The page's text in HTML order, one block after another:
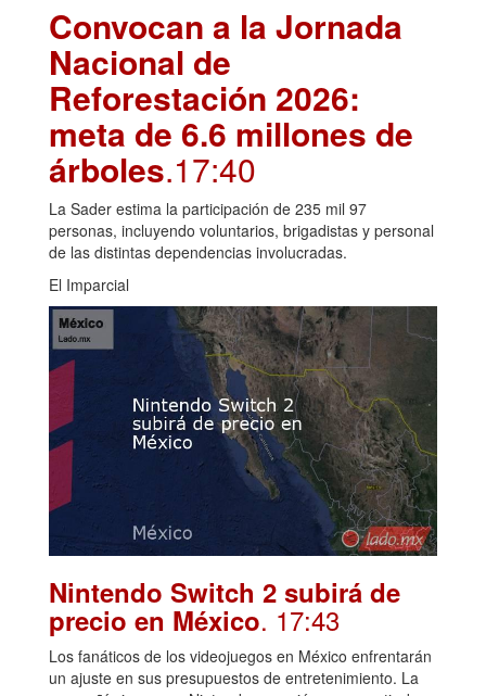
Convocan a la Jornada
Nacional de
Reforestación 2026:
meta de 6.6 millones de
árboles.17:40
La Sader estima la participación de 235 mil 97
personas, incluyendo voluntarios, brigadistas y personal
de las distintas dependencias involucradas.
El Imparcial
Nintendo Switch 2 subirá de
precio en México. 17:43
Los fanáticos de los videojuegos en México enfrentarán
un ajuste en sus presupuestos de entretenimiento. La